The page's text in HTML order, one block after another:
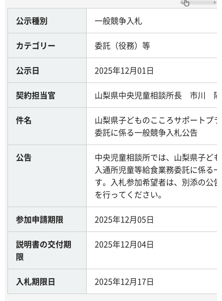
公示種別 一般競争入札
カテゴリー 委託（役務）等
公示日 2025年12月01日
契約担当官 山梨県中央児童相談所長 市川
件名
山梨県子どものこころサポートプ
委託に係る一般競争入札公告
公告
中央児童相談所では、山梨県子ど
入通所児童等給食業務委託に係る
す。入札参加希望者は、別添の公
を行ってください。
参加申請期限 2025年12月05日
説明書の交付期
限
2025年12月04日
入札期限日 2025年12月17日